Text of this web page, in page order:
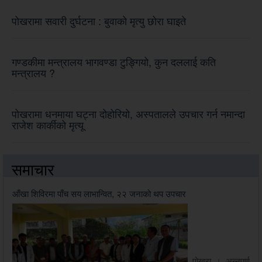
पोखरामा सवारी दुर्घटना : बुवाको मृत्यु छोरा घाइते
गण्डकीमा मन्त्रालय भागवण्डा टुङ्गियो, कुन दललाई कति
मन्त्रालय ?
पोखरामा धनमाया घट्ना दोहोरियो, अस्पतालले उपचार गर्न नमान्दा
राजेश कार्कीको मृत्यू
समाचार
आँखा शिविरमा पाँच सय लाभान्वित, २२ जनाको थप उपचार